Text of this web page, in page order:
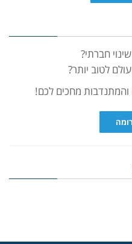
חברתי?
לטוב יותר?